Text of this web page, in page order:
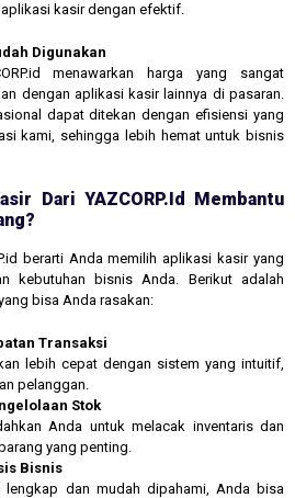
kasir dengan efektif.
Digunakan
menawarkan harga yang sangat
dengan aplikasi kasir lainnya di pasaran.
dapat ditekan dengan efisiensi yang
kami, sehingga lebih hemat untuk bisnis
Dari YAZCORP.id Membantu
berarti Anda memilih aplikasi kasir yang
kebutuhan bisnis Anda. Berikut adalah
bisa Anda rasakan:
Transaksi
lebih cepat dengan sistem yang intuitif,
pelanggan.
Stok
Anda untuk melacak inventaris dan
yang penting.
Bisnis
lengkap dan mudah dipahami, Anda bisa